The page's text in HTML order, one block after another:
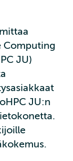
Computing
JU)
JU:n